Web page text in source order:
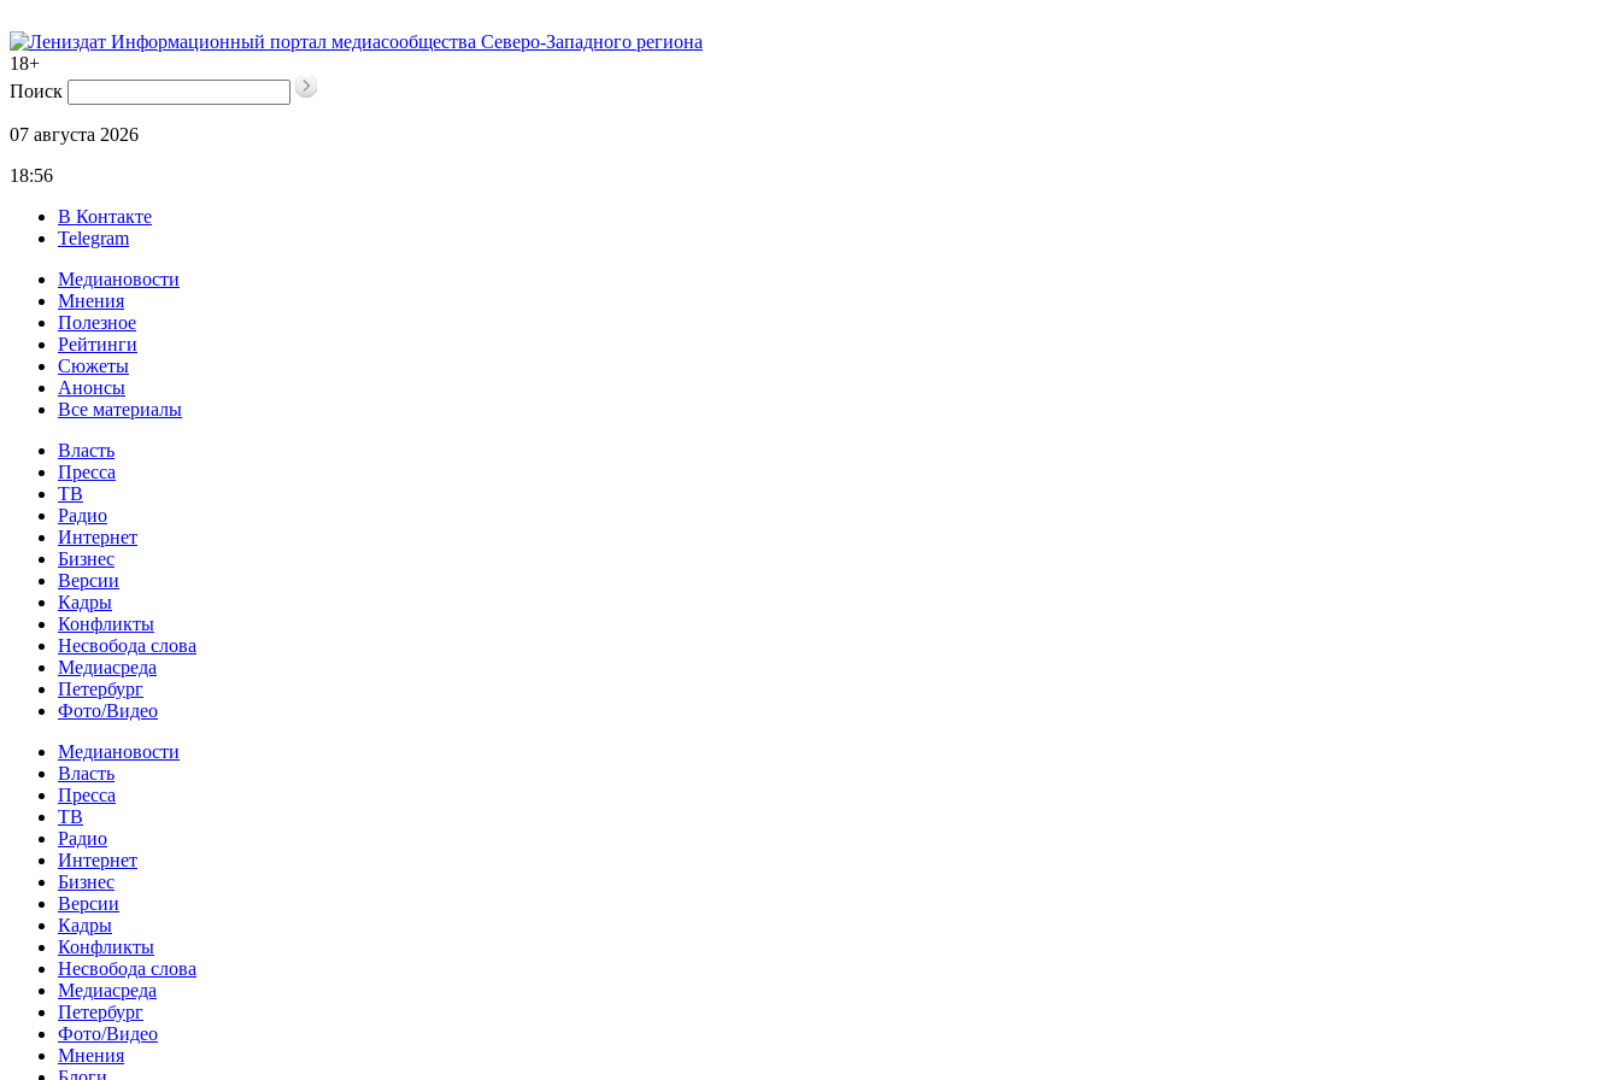
Информационный портал медиасообщества Северо-Западного региона
18+
Поиск
07 августа 2026
18:56
В Контакте
Telegram
Медиановости
Мнения
Полезное
Рейтинги
Сюжеты
Анонсы
Все материалы
Власть
Пресса
ТВ
Радио
Интернет
Бизнес
Версии
Кадры
Конфликты
Несвобода слова
Медиасреда
Петербург
Фото/Видео
Медиановости
Власть
Пресса
ТВ
Радио
Интернет
Бизнес
Версии
Кадры
Конфликты
Несвобода слова
Медиасреда
Петербург
Фото/Видео
Мнения